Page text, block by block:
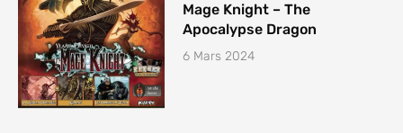
Mage Knight – The
Apocalypse Dragon
6 Mars 2024